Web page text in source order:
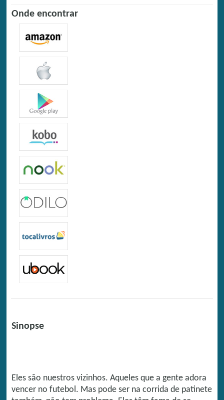
Onde encontrar
Sinopse
Eles são nuestros vizinhos. Aqueles que a gente adora
vencer no futebol. Mas pode ser na corrida de patinete